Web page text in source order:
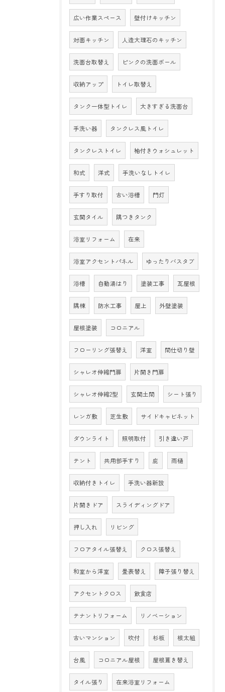
広い作業スペース 壁付けキッチン
対面キッチン 人造大理石のキッチン
洗面台取替え ピンクの洗面ボール
収納アップ トイレ取替え
タンク一体型トイレ 大きすぎる洗面台
手洗い器 タンクレス風トイレ
タンクレストイレ 袖付きウォシュレット
和式 洋式 手洗いなしトイレ
手すり取付 古い浴槽 門灯
玄関タイル 隅つきタンク
浴室リフォーム 在来
浴室アクセントパネル ゆったりバスタブ
浴槽 自動湯はり 塗装工事 瓦屋根
隅棟 防水工事 屋上 外壁塗装
屋根塗装 コロニアル
フローリング張替え 洋室 間仕切り壁
シャレオ伸縮門扉 片開き門扉
シャレオ伸縮2型 玄関土間 シート張り
レンガ敷 芝生敷 サイドキャビネット
ダウンライト 照明取付 引き違い戸
テント 共用部手すり 庇 雨樋
収納付きトイレ 手洗い器新設
片開きドア スライディングドア
押し入れ リビング
フロアタイル張替え クロス張替え
和室から洋室 畳表替え 障子張り替え
アクセントクロス 飲食店
テナントリフォーム リノベーション
古いマンション 吹付 杉板 根太組
台風 コロニアル屋根 屋根葺き替え
タイル張り 在来浴室リフォーム